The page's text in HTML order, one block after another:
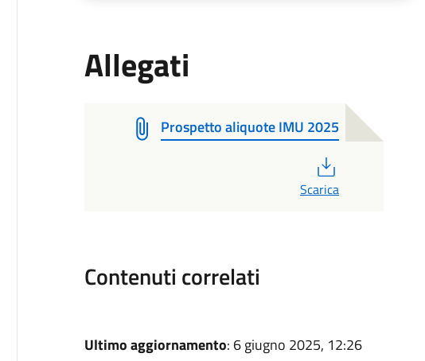
Allegati
Prospetto aliquote IMU 2025
Scarica
Contenuti correlati
Ultimo aggiornamento: 6 giugno 2025, 12:26